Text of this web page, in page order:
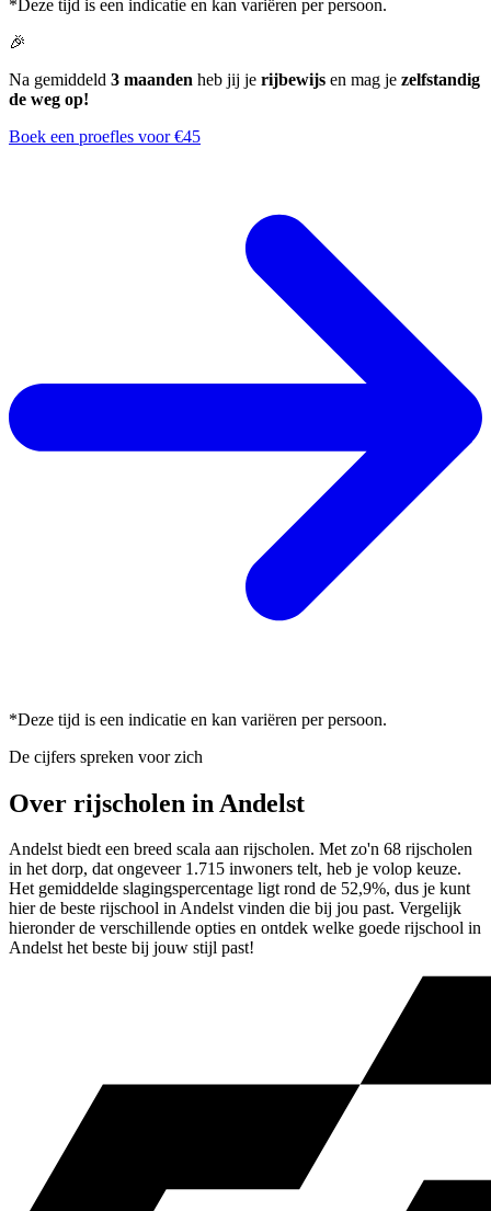
*Deze tijd is een indicatie en kan variëren per persoon.
🎉
Na gemiddeld 3 maanden heb jij je rijbewijs en mag je zelfstandig
de weg op!
Boek een proefles voor €45
*Deze tijd is een indicatie en kan variëren per persoon.
De cijfers spreken voor zich
Over rijscholen in Andelst
Andelst biedt een breed scala aan rijscholen. Met zo'n 68 rijscholen
in het dorp, dat ongeveer 1.715 inwoners telt, heb je volop keuze.
Het gemiddelde slagingspercentage ligt rond de 52,9%, dus je kunt
hier de beste rijschool in Andelst vinden die bij jou past. Vergelijk
hieronder de verschillende opties en ontdek welke goede rijschool in
Andelst het beste bij jouw stijl past!